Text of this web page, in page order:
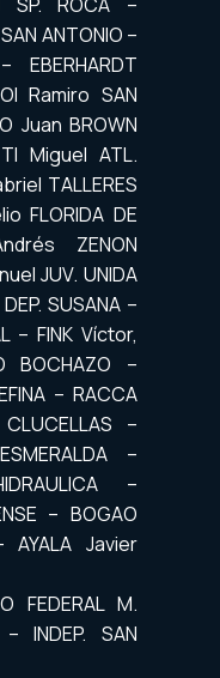
ANTONIO –
Ramiro SAN
Juan BROWN
Miguel ATL.
TALLERES
FLORIDA DE
ZENON
JUV. UNIDA
SUSANA –
– FINK Víctor,
BOCHAZO –
– RACCA
–
–
–
– BOGAO
AYALA Javier
FEDERAL M.
INDEP. SAN